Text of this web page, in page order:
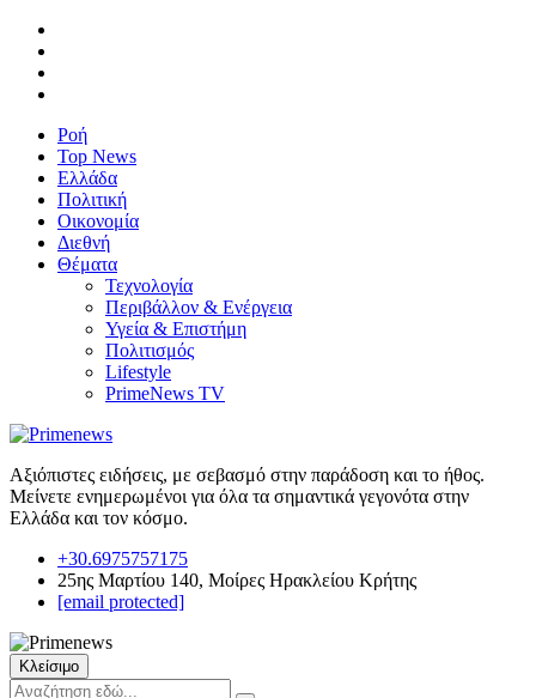
Ροή
Top News
Ελλάδα
Πολιτική
Οικονομία
Διεθνή
Θέματα
Τεχνολογία
Περιβάλλον & Ενέργεια
Υγεία & Επιστήμη
Πολιτισμός
Lifestyle
PrimeNews TV
Αξιόπιστες ειδήσεις, με σεβασμό στην παράδοση και το ήθος.
Μείνετε ενημερωμένοι για όλα τα σημαντικά γεγονότα στην
Ελλάδα και τον κόσμο.
+30.6975757175
25ης Μαρτίου 140, Μοίρες Ηρακλείου Κρήτης
[email protected]
Κλείσιμο